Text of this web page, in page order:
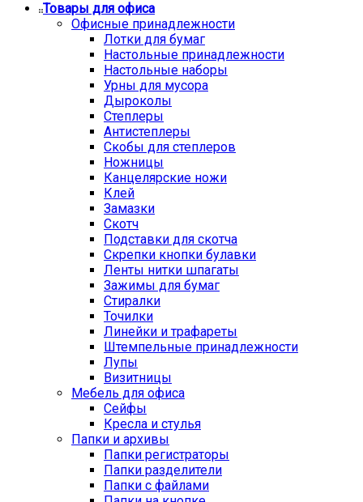
Товары для офиса
Офисные принадлежности
Лотки для бумаг
Настольные принадлежности
Настольные наборы
Урны для мусора
Дыроколы
Степлеры
Антистеплеры
Скобы для степлеров
Ножницы
Канцелярские ножи
Клей
Замазки
Скотч
Подставки для скотча
Скрепки кнопки булавки
Ленты нитки шпагаты
Зажимы для бумаг
Стиралки
Точилки
Линейки и трафареты
Штемпельные принадлежности
Лупы
Визитницы
Мебель для офиса
Сейфы
Кресла и стулья
Папки и архивы
Папки регистраторы
Папки разделители
Папки с файлами